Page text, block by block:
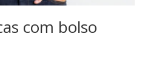
com bolso